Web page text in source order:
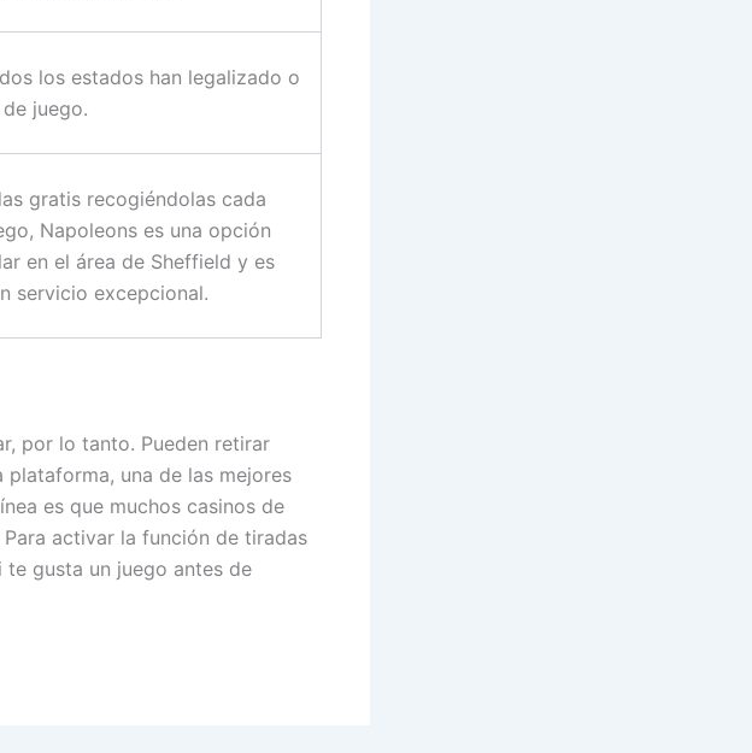
los estados han legalizado o
juego.
gratis recogiéndolas cada
Napoleons es una opción
en el área de Sheffield y es
servicio excepcional.
por lo tanto. Pueden retirar
una de las mejores
es que muchos casinos de
activar la función de tiradas
te gusta un juego antes de